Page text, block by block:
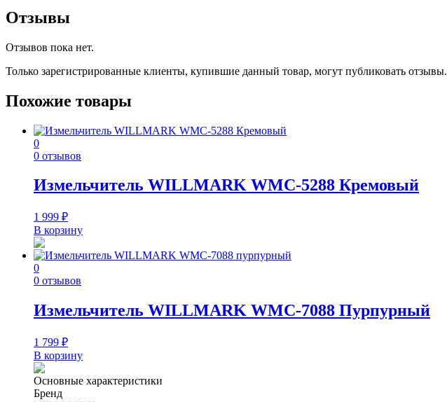
Отзывы
Отзывов пока нет.
Только зарегистрированные клиенты, купившие данный товар, могут публиковать отзывы.
Похожие товары
0
0 отзывов
Измельчитель WILLMARK WMC-5288 Кремовый
1 999 ₽
В корзину
0
0 отзывов
Измельчитель WILLMARK WMC-7088 Пурпурный
1 799 ₽
В корзину
Основные характеристики
Бренд